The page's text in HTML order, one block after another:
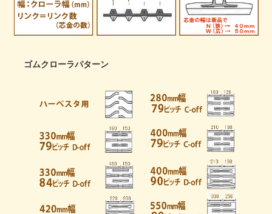
ゴムクローラパターン